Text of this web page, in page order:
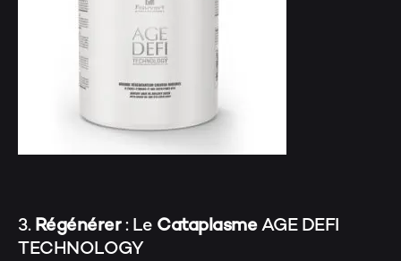
3. Régénérer: Le CataplasmeAGE DEFI
TECHNOLOGY